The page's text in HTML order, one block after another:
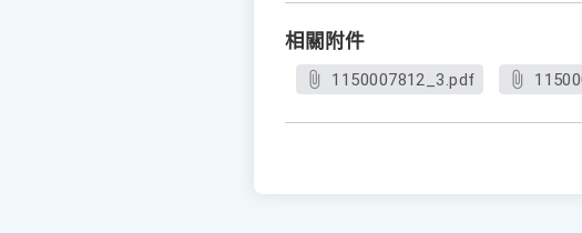
相關附件
1150007812_3.pdf